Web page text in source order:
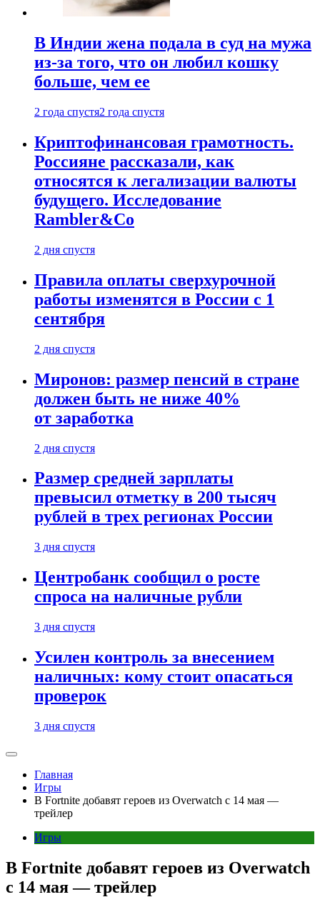
В Индии жена подала в суд на мужа
из-за того, что он любил кошку
больше, чем ее
2 года спустя2 года спустя
Криптофинансовая грамотность.
Россияне рассказали, как
относятся к легализации валюты
будущего. Исследование
Rambler&Co
2 дня спустя
Правила оплаты сверхурочной
работы изменятся в России с 1
сентября
2 дня спустя
Миронов: размер пенсий в стране
должен быть не ниже 40%
от заработка
2 дня спустя
Размер средней зарплаты
превысил отметку в 200 тысяч
рублей в трех регионах России
3 дня спустя
Центробанк сообщил о росте
спроса на наличные рубли
3 дня спустя
Усилен контроль за внесением
наличных: кому стоит опасаться
проверок
3 дня спустя
Главная
Игры
В Fortnite добавят героев из Overwatch c 14 мая —
трейлер
Игры
В Fortnite добавят героев из Overwatch
c 14 мая — трейлер